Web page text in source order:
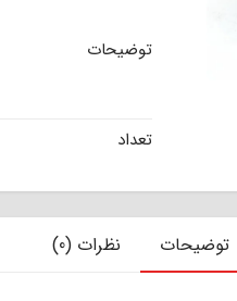
توضیحات
تعداد
توضیحات نظرات (0)